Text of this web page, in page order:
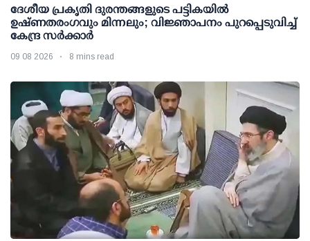
ദേശീയ പ്രകൃതി ദുരന്തങ്ങളുടെ പട്ടികയില്‍
ഉഷ്ണതരംഗവും മിന്നലും; വിജ്ഞാപനം പുറപ്പെടുവിച്ച്
കേന്ദ്ര സര്‍ക്കാര്‍
09 08 2026 8 mins read